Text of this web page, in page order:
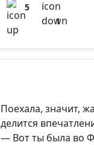
5
1
Поехала, значит,
делится
— Вот ты была во